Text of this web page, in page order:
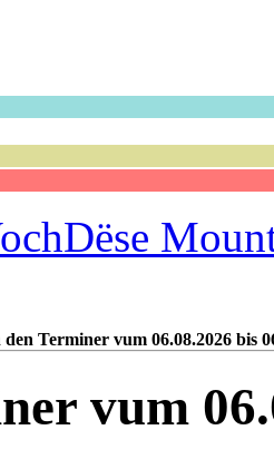
Dëse
Terminer vum 06.08.2026 bis
vum